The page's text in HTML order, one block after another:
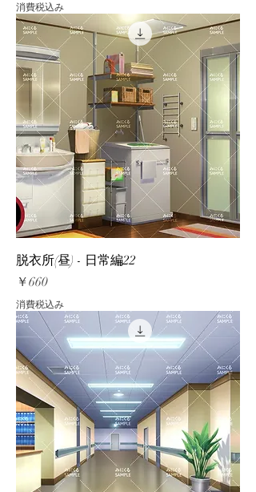
消費税込み
脱衣所(昼) - 日常編22
価格
￥660
消費税込み